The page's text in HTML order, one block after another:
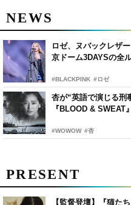
NEWS
ロゼ、ヌバックレザ
京ドーム3DAYSの全
#BLACKPINK #ロゼ
杏が“英語で演じる
『BLOOD & SWEAT』
#WOWOW #杏
PRESENT
【監督登壇】『猫た